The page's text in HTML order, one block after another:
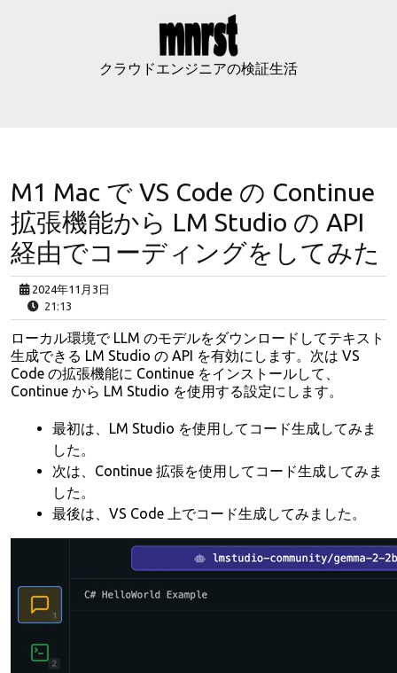
クラウドエンジニアの検証生活
M1 Mac で VS Code の Continue
拡張機能から LM Studio の API
経由でコーディングをしてみた
2024年11月3日
21:13
ローカル環境で LLM のモデルをダウンロードしてテキスト
生成できる LM Studio の API を有効にします。次は VS
Code の拡張機能に Continue をインストールして、
Continue から LM Studio を使用する設定にします。
最初は、LM Studio を使用してコード生成してみま
した。
次は、Continue 拡張を使用してコード生成してみま
した。
最後は、VS Code 上でコード生成してみました。